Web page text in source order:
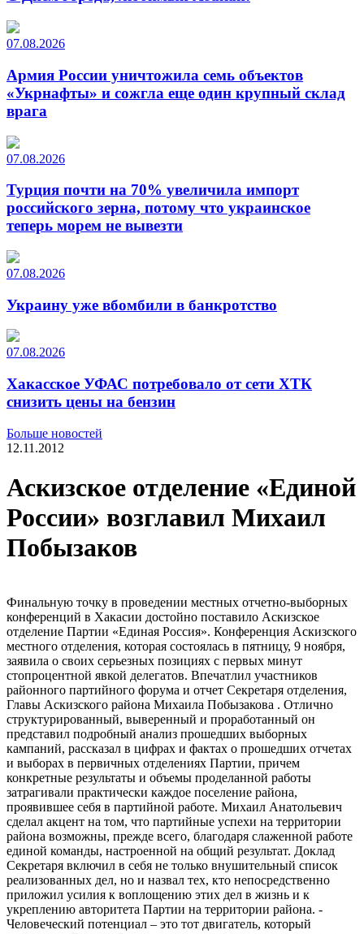
07.08.2026
Армия России уничтожила семь объектов
«Укрнафты» и сожгла еще один крупный склад
врага
07.08.2026
Турция почти на 70% увеличила импорт
российского зерна, потому что украинское
теперь морем не вывезти
07.08.2026
Украину уже вбомбили в банкротство
07.08.2026
Хакасское УФАС потребовало от сети ХТК
снизить цены на бензин
Больше новостей
12.11.2012
Аскизское отделение «Единой
России» возглавил Михаил
Побызаков
Финальную точку в проведении местных отчетно-выборных
конференций в Хакасии достойно поставило Аскизское
отделение Партии «Единая Россия». Конференция Аскизского
местного отделения, которая состоялась в пятницу, 9 ноября,
заявила о своих серьезных позициях с первых минут
стопроцентной явкой делегатов. Впечатлил участников
районного партийного форума и отчет Секретаря отделения,
Главы Аскизского района Михаила Побызакова . Отлично
структурированный, выверенный и проработанный он
представил подробный анализ прошедших выборных
кампаний, рассказал в цифрах и фактах о прошедших отчетах
и выборах в первичных отделениях Партии, причем
конкретные результаты и объемы проделанной работы
затрагивали практически каждое поселение района,
проявившее себя в партийной работе. Михаил Анатольевич
сделал акцент на том, что партийные успехи на территории
района возможны, прежде всего, благодаря слаженной работе
единой команды, настроенной на общий результат. Доклад
Секретаря включил в себя не только внушительный список
реализованных дел, но и назвал тех, кто непосредственно
приложил усилия к воплощению этих дел в жизнь и к
укреплению авторитета Партии на территории района. -
Человеческий потенциал – это тот двигатель, который